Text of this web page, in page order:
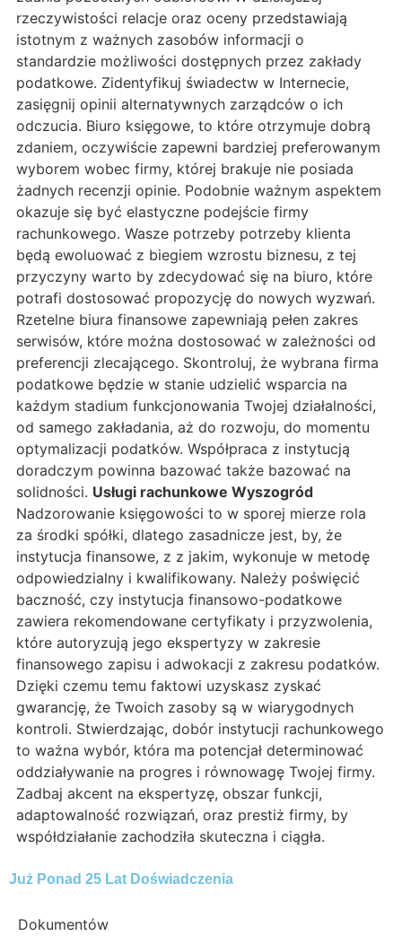
rzeczywistości relacje oraz oceny przedstawiają
istotnym z ważnych zasobów informacji o
standardzie możliwości dostępnych przez zakłady
podatkowe. Zidentyfikuj świadectw w Internecie,
zasięgnij opinii alternatywnych zarządców o ich
odczucia. Biuro księgowe, to które otrzymuje dobrą
zdaniem, oczywiście zapewni bardziej preferowanym
wyborem wobec firmy, której brakuje nie posiada
żadnych recenzji opinie. Podobnie ważnym aspektem
okazuje się być elastyczne podejście firmy
rachunkowego. Wasze potrzeby potrzeby klienta
będą ewoluować z biegiem wzrostu biznesu, z tej
przyczyny warto by zdecydować się na biuro, które
potrafi dostosować propozycję do nowych wyzwań.
Rzetelne biura finansowe zapewniają pełen zakres
serwisów, które można dostosować w zależności od
preferencji zlecającego. Skontroluj, że wybrana firma
podatkowe będzie w stanie udzielić wsparcia na
każdym stadium funkcjonowania Twojej działalności,
od samego zakładania, aż do rozwoju, do momentu
optymalizacji podatków. Współpraca z instytucją
doradczym powinna bazować także bazować na
solidności. Usługi rachunkowe Wyszogród
Nadzorowanie księgowości to w sporej mierze rola
za środki spółki, dlatego zasadnicze jest, by, że
instytucja finansowe, z z jakim, wykonuje w metodę
odpowiedzialny i kwalifikowany. Należy poświęcić
baczność, czy instytucja finansowo-podatkowe
zawiera rekomendowane certyfikaty i przyzwolenia,
które autoryzują jego ekspertyzy w zakresie
finansowego zapisu i adwokacji z zakresu podatków.
Dzięki czemu temu faktowi uzyskasz zyskać
gwarancję, że Twoich zasoby są w wiarygodnych
kontroli. Stwierdzając, dobór instytucji rachunkowego
to ważna wybór, która ma potencjał determinować
oddziaływanie na progres i równowagę Twojej firmy.
Zadbaj akcent na ekspertyzę, obszar funkcji,
adaptowalność rozwiązań, oraz prestiż firmy, by
współdziałanie zachodziła skuteczna i ciągła.
Już Ponad 25 Lat Doświadczenia
Dokumentów